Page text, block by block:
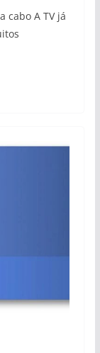
cabo A TV já